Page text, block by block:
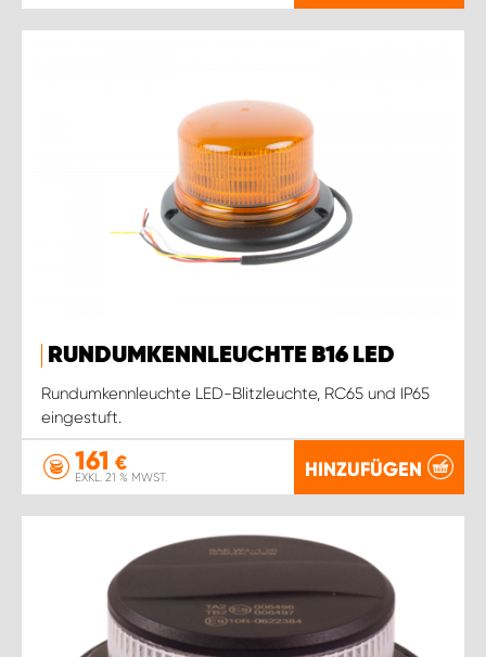
RUNDUMKENNLEUCHTE B16 LED
Rundumkennleuchte LED-Blitzleuchte, RC65 und IP65
eingestuft.
161 €
EXKL. 21 % MWST. HINZUFÜGEN